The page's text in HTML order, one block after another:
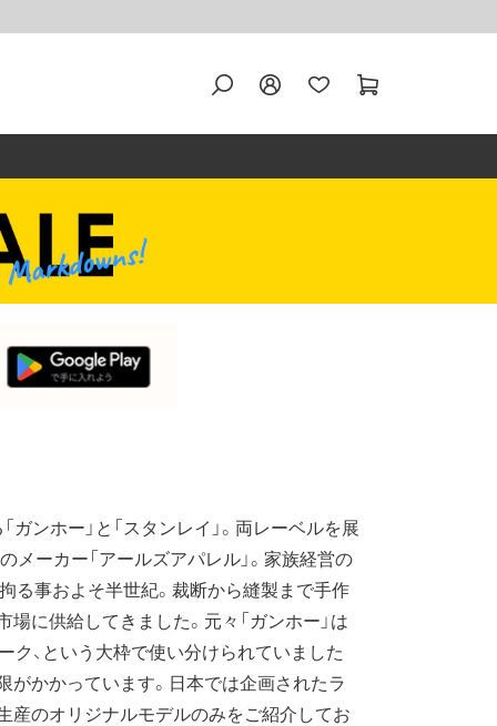
ンホー」と「スタンレイ」。両レーベルを展
メーカー「アールズアパレル」。家族経営の
る事およそ半世紀。裁断から縫製まで手作
に供給してきました。元々「ガンホー」は
ク、という大枠で使い分けられていました
がかかっています。日本では企画されたラ
産のオリジナルモデルのみをご紹介してお